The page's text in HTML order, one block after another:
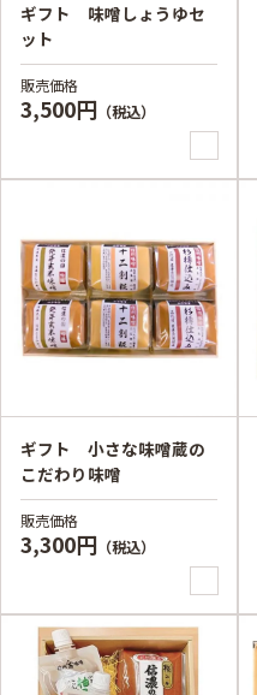
ギフト 味噌しょうゆセ
ット
販売価格
3,500円 （税込）
ギフト 小さな味噌蔵の
こだわり味噌
販売価格
3,300円 （税込）